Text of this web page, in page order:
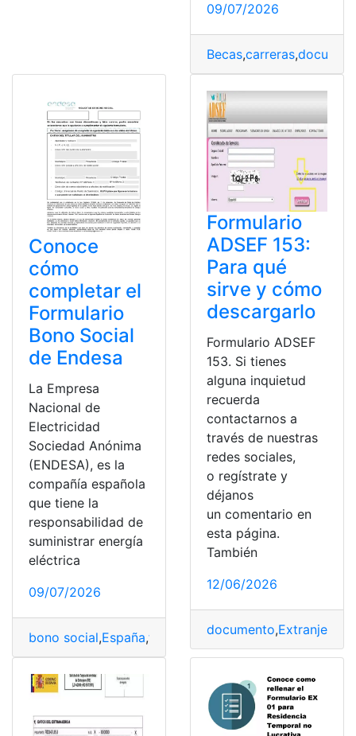
09/07/2026
Becas,carreras,
Conoce
cómo
completar el
Formulario
Bono Social
de Endesa
La Empresa
Nacional de
Electricidad
Sociedad Anónima
(ENDESA), es la
compañía española
que tiene la
responsabilidad de
suministrar energía
eléctrica
09/07/2026
bono social,España,formulario,luz eléctrica,Precio
Formulario
ADSEF 153:
Para qué
sirve y cómo
descargarlo
Formulario ADSEF
153. Si tienes
alguna inquietud
recuerda
contactarnos a
través de nuestras
redes sociales,
o regístrate y
déjanos
un comentario en
esta página.
También
12/06/2026
documento,Extranjero